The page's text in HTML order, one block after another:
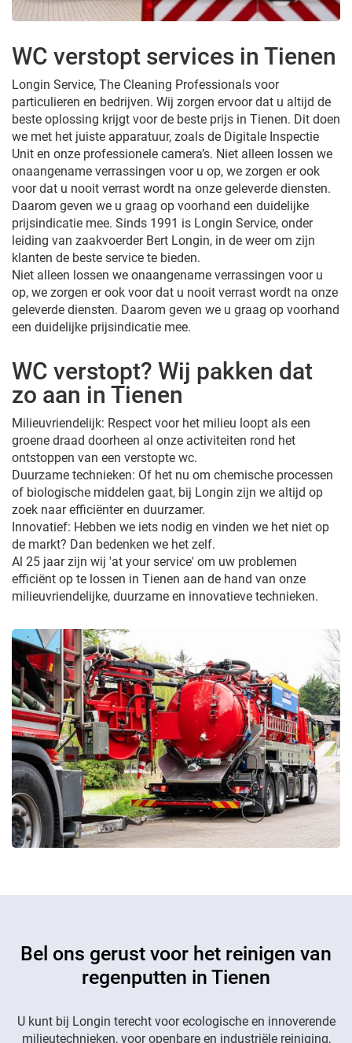
WC verstopt services in Tienen
Longin Service, The Cleaning Professionals voor
particulieren en bedrijven. Wij zorgen ervoor dat u altijd de
beste oplossing krijgt voor de beste prijs in Tienen. Dit doen
we met het juiste apparatuur, zoals de Digitale Inspectie
Unit en onze professionele camera’s. Niet alleen lossen we
onaangename verrassingen voor u op, we zorgen er ook
voor dat u nooit verrast wordt na onze geleverde diensten.
Daarom geven we u graag op voorhand een duidelijke
prijsindicatie mee. Sinds 1991 is Longin Service, onder
leiding van zaakvoerder Bert Longin, in de weer om zijn
klanten de beste service te bieden.
Niet alleen lossen we onaangename verrassingen voor u
op, we zorgen er ook voor dat u nooit verrast wordt na onze
geleverde diensten. Daarom geven we u graag op voorhand
een duidelijke prijsindicatie mee.
WC verstopt? Wij pakken dat
zo aan in Tienen
Milieuvriendelijk: Respect voor het milieu loopt als een
groene draad doorheen al onze activiteiten rond het
ontstoppen van een verstopte wc.
Duurzame technieken: Of het nu om chemische processen
of biologische middelen gaat, bij Longin zijn we altijd op
zoek naar efficiënter en duurzamer.
Innovatief: Hebben we iets nodig en vinden we het niet op
de markt? Dan bedenken we het zelf.
Al 25 jaar zijn wij 'at your service' om uw problemen
efficiënt op te lossen in Tienen aan de hand van onze
milieuvriendelijke, duurzame en innovatieve technieken.
Bel ons gerust voor het reinigen van
regenputten in Tienen
U kunt bij Longin terecht voor ecologische en innoverende
milieutechnieken, voor openbare en industriële reiniging,